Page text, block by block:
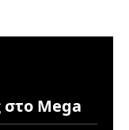
Mega